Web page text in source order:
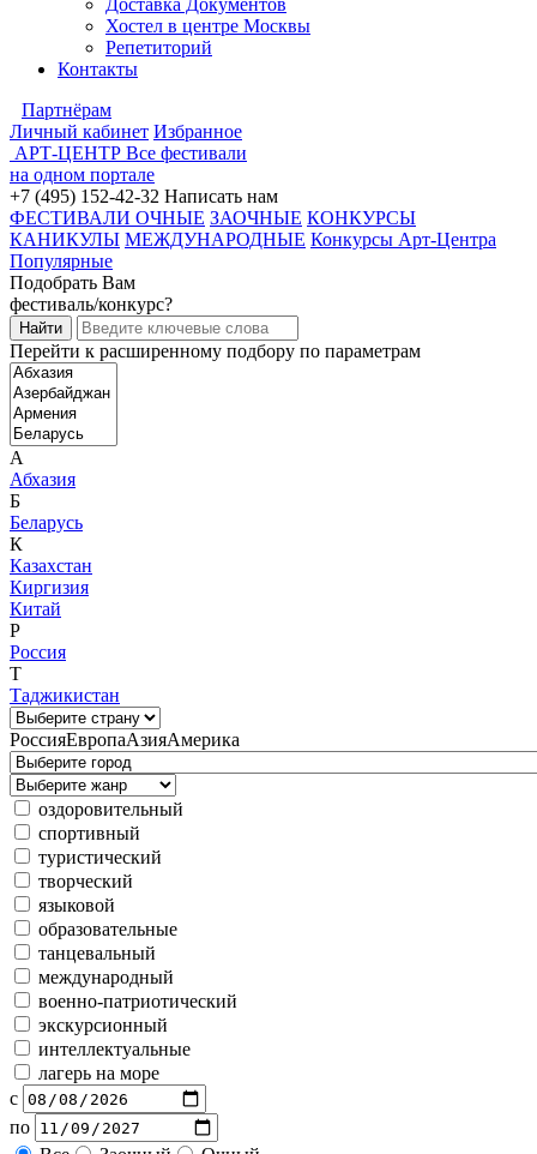
Доставка Документов
Хостел в центре Москвы
Репетиторий
Контакты
Партнёрам
Личный кабинет Избранное
АРТ-ЦЕНТР Все фестивали
на одном портале
+7 (495) 152-42-32 Написать нам
ФЕСТИВАЛИ ОЧНЫЕ ЗАОЧНЫЕ КОНКУРСЫ
КАНИКУЛЫ МЕЖДУНАРОДНЫЕ Конкурсы Арт-Центра
Популярные
Подобрать Вам
фестиваль/конкурс?
Перейти к расширенному подбору по параметрам
А
Абхазия
Б
Беларусь
К
Казахстан
Киргизия
Китай
Р
Россия
Т
Таджикистан
РоссияЕвропаАзияАмерика
оздоровительный
спортивный
туристический
творческий
языковой
образовательные
танцевальный
международный
военно-патриотический
экскурсионный
интеллектуальные
лагерь на море
с
по